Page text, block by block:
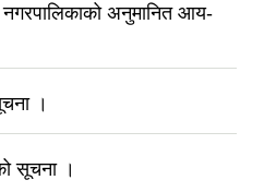
अनुमानित आय-
।
सूचना ।